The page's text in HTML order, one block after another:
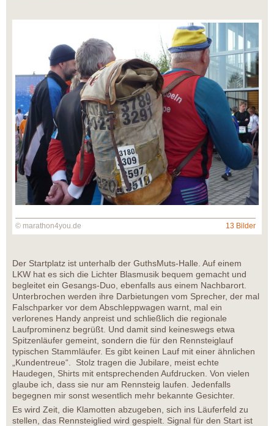
© marathon4you.de 13 Bilder
Der Startplatz ist unterhalb der GuthsMuts-Halle. Auf einem
LKW hat es sich die Lichter Blasmusik bequem gemacht und
begleitet ein Gesangs-Duo, ebenfalls aus einem Nachbarort.
Unterbrochen werden ihre Darbietungen vom Sprecher, der mal
Falschparker vor dem Abschleppwagen warnt, mal ein
verlorenes Handy anpreist und schließlich die regionale
Laufprominenz begrüßt. Und damit sind keineswegs etwa
Spitzenläufer gemeint, sondern die für den Rennsteiglauf
typischen Stammläufer. Es gibt keinen Lauf mit einer ähnlichen
„Kundentreue“. Stolz tragen die Jubilare, meist echte
Haudegen, Shirts mit entsprechenden Aufdrucken. Von vielen
glaube ich, dass sie nur am Rennsteig laufen. Jedenfalls
begegnen mir sonst wesentlich mehr bekannte Gesichter.
Es wird Zeit, die Klamotten abzugeben, sich ins Läuferfeld zu
stellen, das Rennsteiglied wird gespielt. Signal für den Start ist